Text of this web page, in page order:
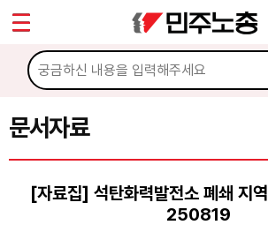
문서자료
[자료집] 석탄화력발전소 폐쇄 지
250819
마이페이지
소개
소식
Sketchbook5, 스케
Sketchbook5, 스케